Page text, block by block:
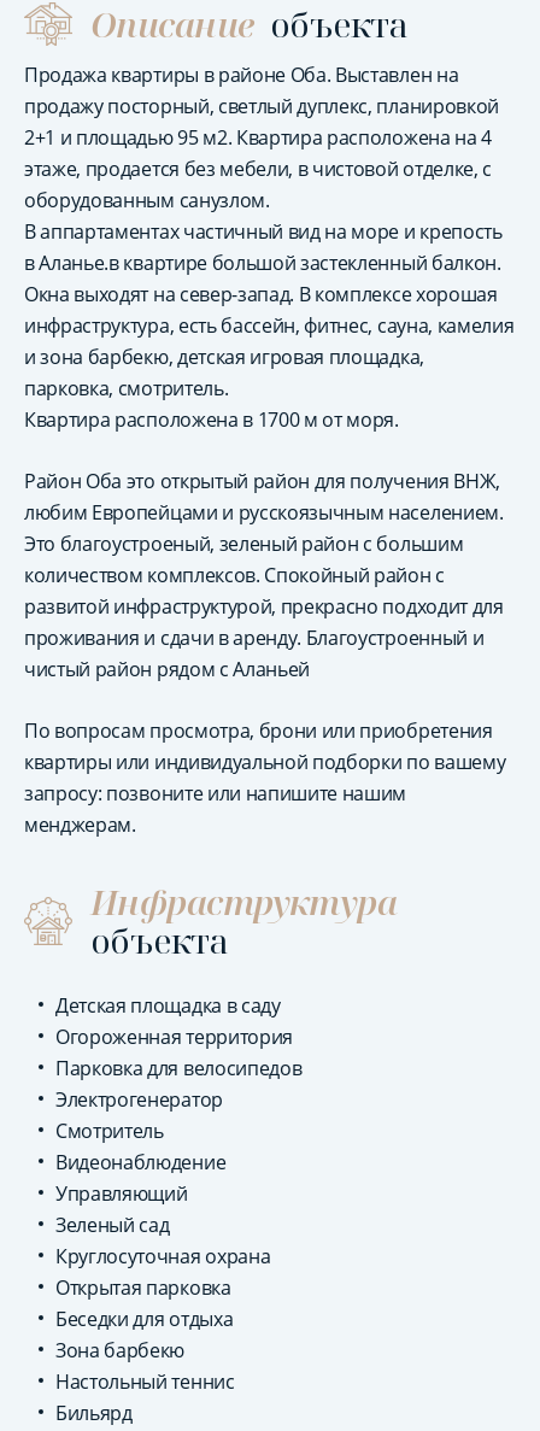
Описание объекта
Продажа квартиры в районе Оба. Выставлен на
продажу посторный, светлый дуплекс, планировкой
2+1 и площадью 95 м2. Квартира расположена на 4
этаже, продается без мебели, в чистовой отделке, с
оборудованным санузлом.
В аппартаментах частичный вид на море и крепость
в Аланье.в квартире большой застекленный балкон.
Окна выходят на север-запад. В комплексе хорошая
инфраструктура, есть бассейн, фитнес, сауна, камелия
и зона барбекю, детская игровая площадка,
парковка, смотритель.
Квартира расположена в 1700 м от моря.
Район Оба это открытый район для получения ВНЖ,
любим Европейцами и русскоязычным населением.
Это благоустроеный, зеленый район с большим
количеством комплексов. Спокойный район с
развитой инфраструктурой, прекрасно подходит для
проживания и сдачи в аренду. Благоустроенный и
чистый район рядом с Аланьей
По вопросам просмотра, брони или приобретения
квартиры или индивидуальной подборки по вашему
запросу: позвоните или напишите нашим
менджерам.
Инфраструктура
объекта
Детская площадка в саду
Огороженная территория
Парковка для велосипедов
Электрогенератор
Смотритель
Видеонаблюдение
Управляющий
Зеленый сад
Круглосуточная охрана
Открытая парковка
Беседки для отдыха
Зона барбекю
Настольный теннис
Бильярд